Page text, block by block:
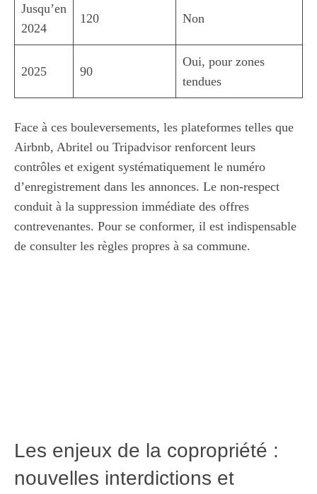
Jusqu’en
2024
120 Non
2025 90
Oui, pour zones
tendues
Face à ces bouleversements, les plateformes telles que
Airbnb, Abritel ou Tripadvisor renforcent leurs
contrôles et exigent systématiquement le numéro
d’enregistrement dans les annonces. Le non-respect
conduit à la suppression immédiate des offres
contrevenantes. Pour se conformer, il est indispensable
de consulter les règles propres à sa commune.
Les enjeux de la copropriété :
nouvelles interdictions et